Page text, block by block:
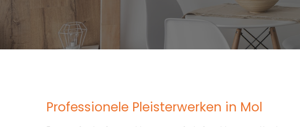
Professionele Pleisterwerken in Mol